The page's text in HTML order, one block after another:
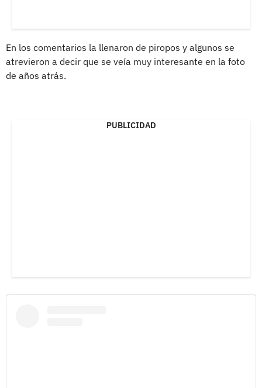
En los comentarios la llenaron de piropos y algunos se
atrevieron a decir que se veía muy interesante en la foto
de años atrás.
PUBLICIDAD